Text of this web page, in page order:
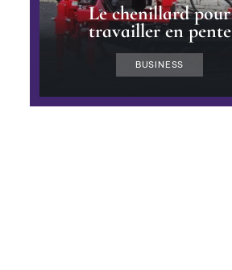
Le chenillard pour
travailler en pente
BUSINESS